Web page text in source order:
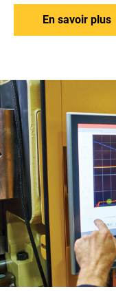
En savoir plus